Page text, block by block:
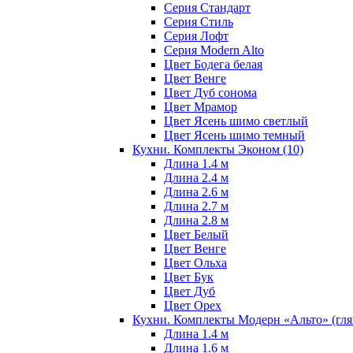
Серия Стандарт
Серия Стиль
Серия Лофт
Серия Modern Alto
Цвет Бодега белая
Цвет Венге
Цвет Дуб сонома
Цвет Мрамор
Цвет Ясень шимо светлый
Цвет Ясень шимо темный
Кухни. Комплекты Эконом (10)
Длина 1.4 м
Длина 2.4 м
Длина 2.6 м
Длина 2.7 м
Длина 2.8 м
Цвет Белый
Цвет Венге
Цвет Ольха
Цвет Бук
Цвет Дуб
Цвет Орех
Кухни. Комплекты Модерн «Альто»
Длина 1.4 м
Длина 1.6 м